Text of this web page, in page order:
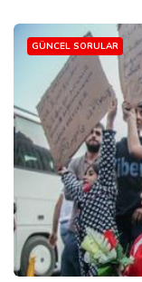
GÜNCEL SORULAR